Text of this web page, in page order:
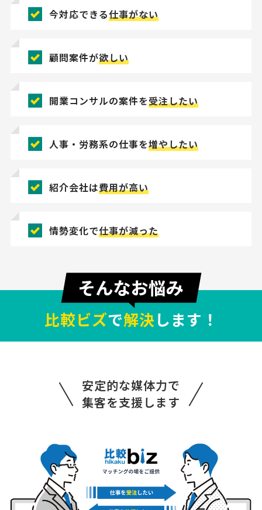
今対応できる仕事がない
顧問案件が欲しい
開業コンサルの案件を受注したい
人事・労務系の仕事を増やしたい
紹介会社は費用が高い
情勢変化で仕事が減った
比較ビズで解決します！
安定的な媒体力で
集客を支援します
経営コンサルタント > 補助金コンサルタント
万以下 [事業計画書の有無] 有り [申請予定の金額] [相談内容] 新規で放
課後等デイサービス事業を立ち上げようと思っており、それに必要な
物件や改装費，備品，送迎車両の導入費 …
【建設業】補助金コンサルタントの相談